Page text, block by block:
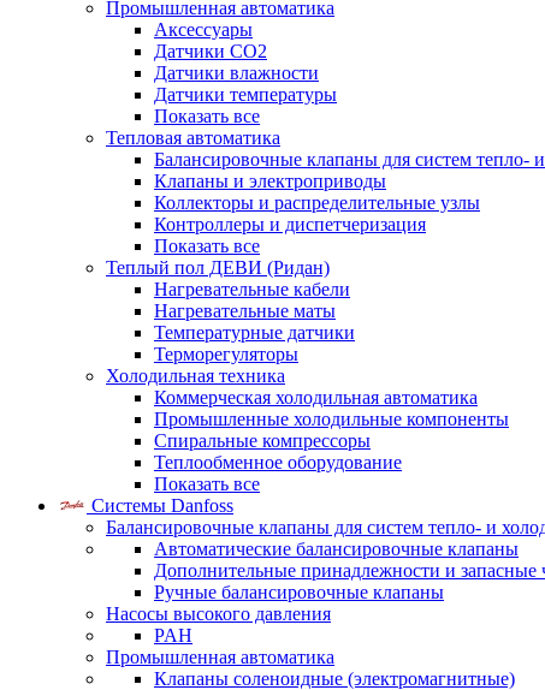
Промышленная автоматика
Аксессуары
Датчики CO2
Датчики влажности
Датчики температуры
Показать все
Тепловая автоматика
Балансировочные клапаны для систем тепло-
Клапаны и электроприводы
Коллекторы и распределительные узлы
Контроллеры и диспетчеризация
Показать все
Теплый пол ДЕВИ (Ридан)
Нагревательные кабели
Нагревательные маты
Температурные датчики
Терморегуляторы
Холодильная техника
Коммерческая холодильная автоматика
Промышленные холодильные компоненты
Спиральные компрессоры
Теплообменное оборудование
Показать все
Системы Danfoss
Балансировочные клапаны для систем тепло- и
Автоматические балансировочные клапаны
Дополнительные принадлежности и запасные
Ручные балансировочные клапаны
Насосы высокого давления
PAH
Промышленная автоматика
Клапаны соленоидные (электромагнитные)